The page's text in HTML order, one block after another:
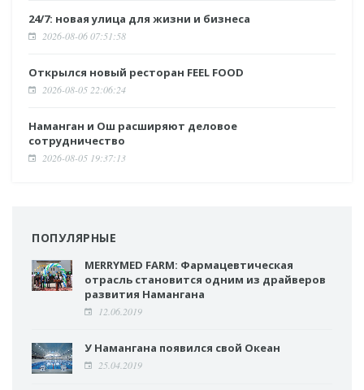
24/7: новая улица для жизни и бизнеса
2026-08-06 07:51:58
Открылся новый ресторан FEEL FOOD
2026-08-05 22:06:24
Наманган и Ош расширяют деловое
сотрудничество
2026-08-05 19:37:13
ПОПУЛЯРНЫЕ
MERRYMED FARM: Фармацевтическая
отрасль становится одним из драйверов
развития Намангана
12.06.2019
У Намангана появился свой Океан
25.04.2019